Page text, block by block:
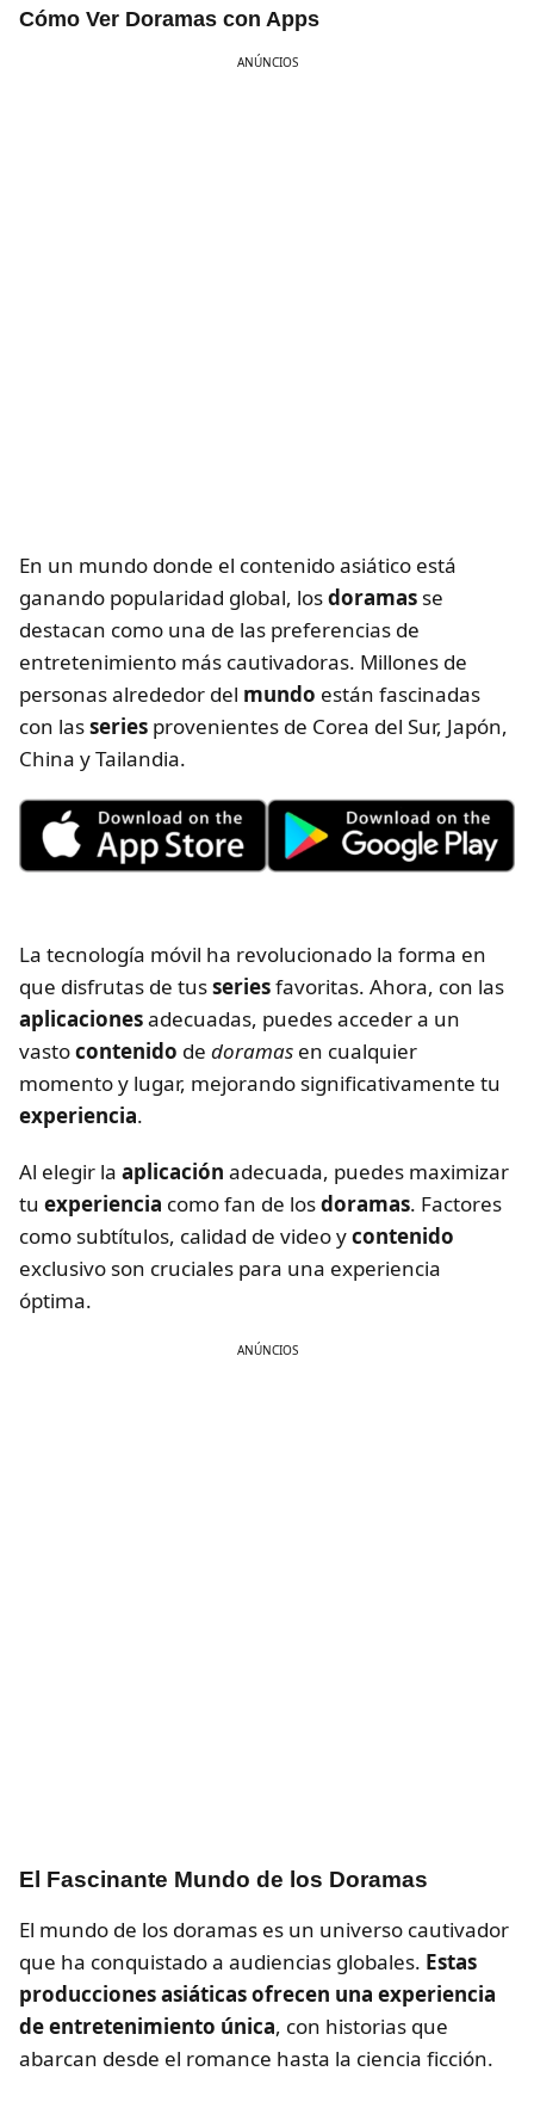
Cómo Ver Doramas con Apps
ANÚNCIOS
En un mundo donde el contenido asiático está
ganando popularidad global, losdoramas se
destacan como una de las preferencias de
entretenimiento más cautivadoras. Millones de
personas alrededor del mundo están fascinadas
con lasseries provenientes de Corea del Sur, Japón,
China y Tailandia.
La tecnología móvil ha revolucionado la forma en
que disfrutas de tusseriesfavoritas. Ahora, con las
aplicacionesadecuadas, puedes acceder a un
vastocontenido de doramas en cualquier
momento y lugar, mejorando significativamente tu
experiencia.
Al elegir la aplicación adecuada, puedes maximizar
tu experiencia como fan de losdoramas. Factores
como subtítulos, calidad de video ycontenido
exclusivo son cruciales para una experiencia
óptima.
ANÚNCIOS
El Fascinante Mundo de los Doramas
El mundo de los doramas es un universo cautivador
que ha conquistado a audiencias globales. Estas
producciones asiáticas ofrecen una experiencia
de entretenimiento única, con historias que
abarcan desde el romance hasta la ciencia ficción.